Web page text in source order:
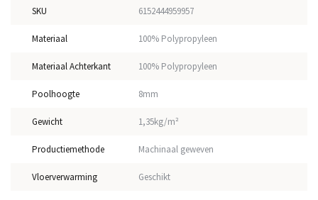
SKU 6152444959957
Materiaal 100% Polypropyleen
Materiaal Achterkant 100% Polypropyleen
Poolhoogte 8mm
Gewicht 1,35kg/m²
Productiemethode Machinaal geweven
Vloerverwarming Geschikt